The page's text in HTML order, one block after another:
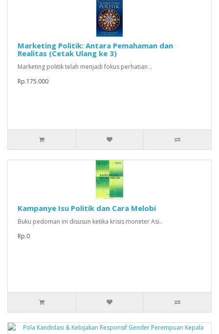
Marketing Politik: Antara Pemahaman dan
Realitas (Cetak Ulang ke 3)
Marketing politik telah menjadi fokus perhatian ..
Rp.175.000
Kampanye Isu Politik dan Cara Melobi
Buku pedoman ini disusun ketika krisis moneter Asi..
Rp.0